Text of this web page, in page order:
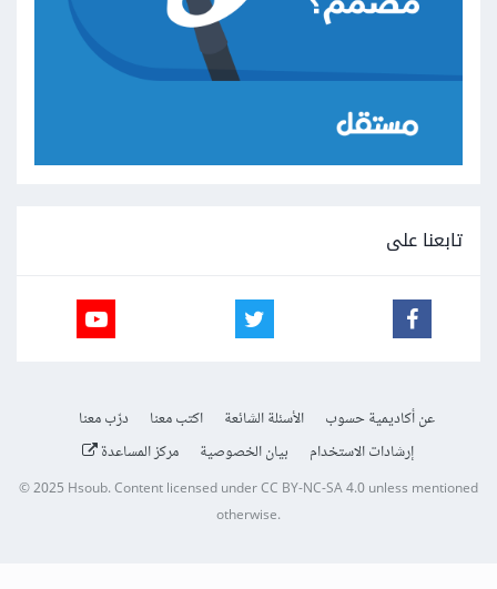
تابعنا على
عن أكاديمية حسوب الأسئلة الشائعة اكتب معنا
درّب معنا
إرشادات الاستخدام
بيان الخصوصية مركز المساعدة
© 2025Hsoub.Content licensed underCC BY-NC-SA 4.0unless mentioned
otherwise.